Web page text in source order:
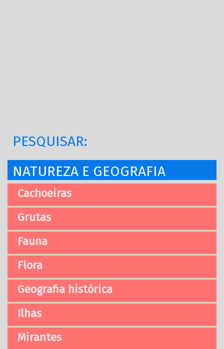
PESQUISAR:
NATUREZA E GEOGRAFIA
Cachoeiras
Grutas
Fauna
Flora
Geografia histórica
Ilhas
Mirantes